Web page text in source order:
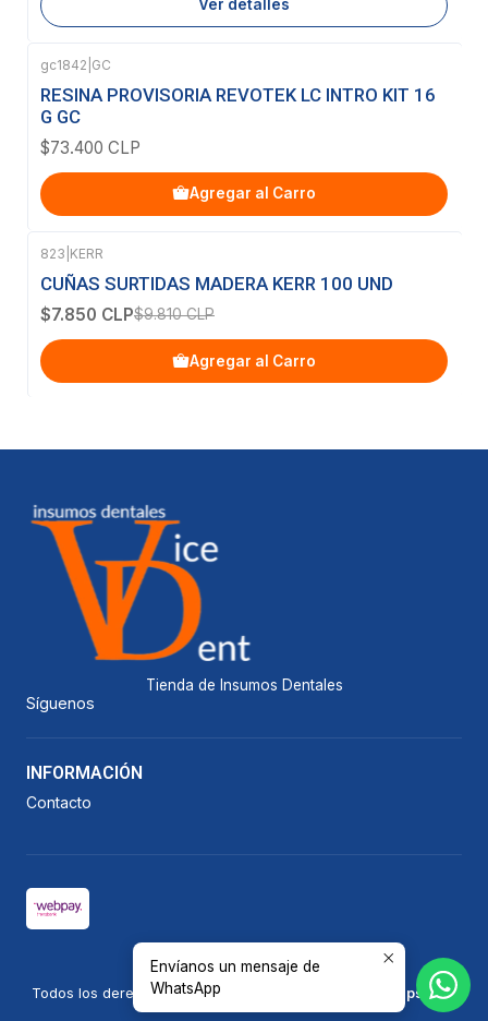
Ver detalles
gc1842 GC
RESINA PROVISORIA REVOTEK LC INTRO KIT 16
G GC
$73.400 CLP
Agregar al Carro
-20%OFF
823 KERR
CUÑAS SURTIDAS MADERA KERR 100 UND
$7.850 CLP$9.810 CLP
Agregar al Carro
Tienda de Insumos Dentales
Síguenos
INFORMACIÓN
Contacto
2026 Vicedent.
Todos los derechos reservados.
Desarrollado por Jumpseller.
Envíanos un mensaje de
WhatsApp